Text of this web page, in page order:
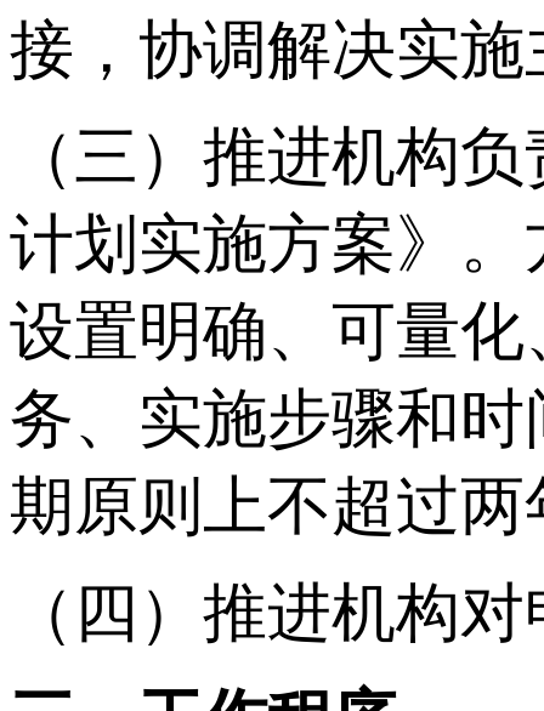
接，协调解决实
（三）推进机构
计划实施方案》
设置明确、可量
务、实施步骤和
期原则上不超过两
（四）推进机构